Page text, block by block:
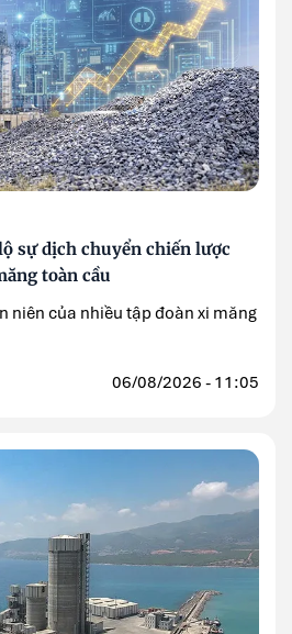
sự dịch chuyển chiến lược
toàn cầu
niên của nhiều tập đoàn xi măng
06/08/2026 - 11:05